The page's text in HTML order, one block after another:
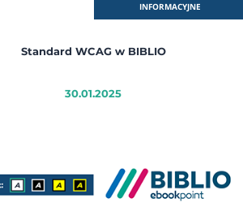
INFORMACYJNE
Standard WCAG w BIBLIO
30.01.2025